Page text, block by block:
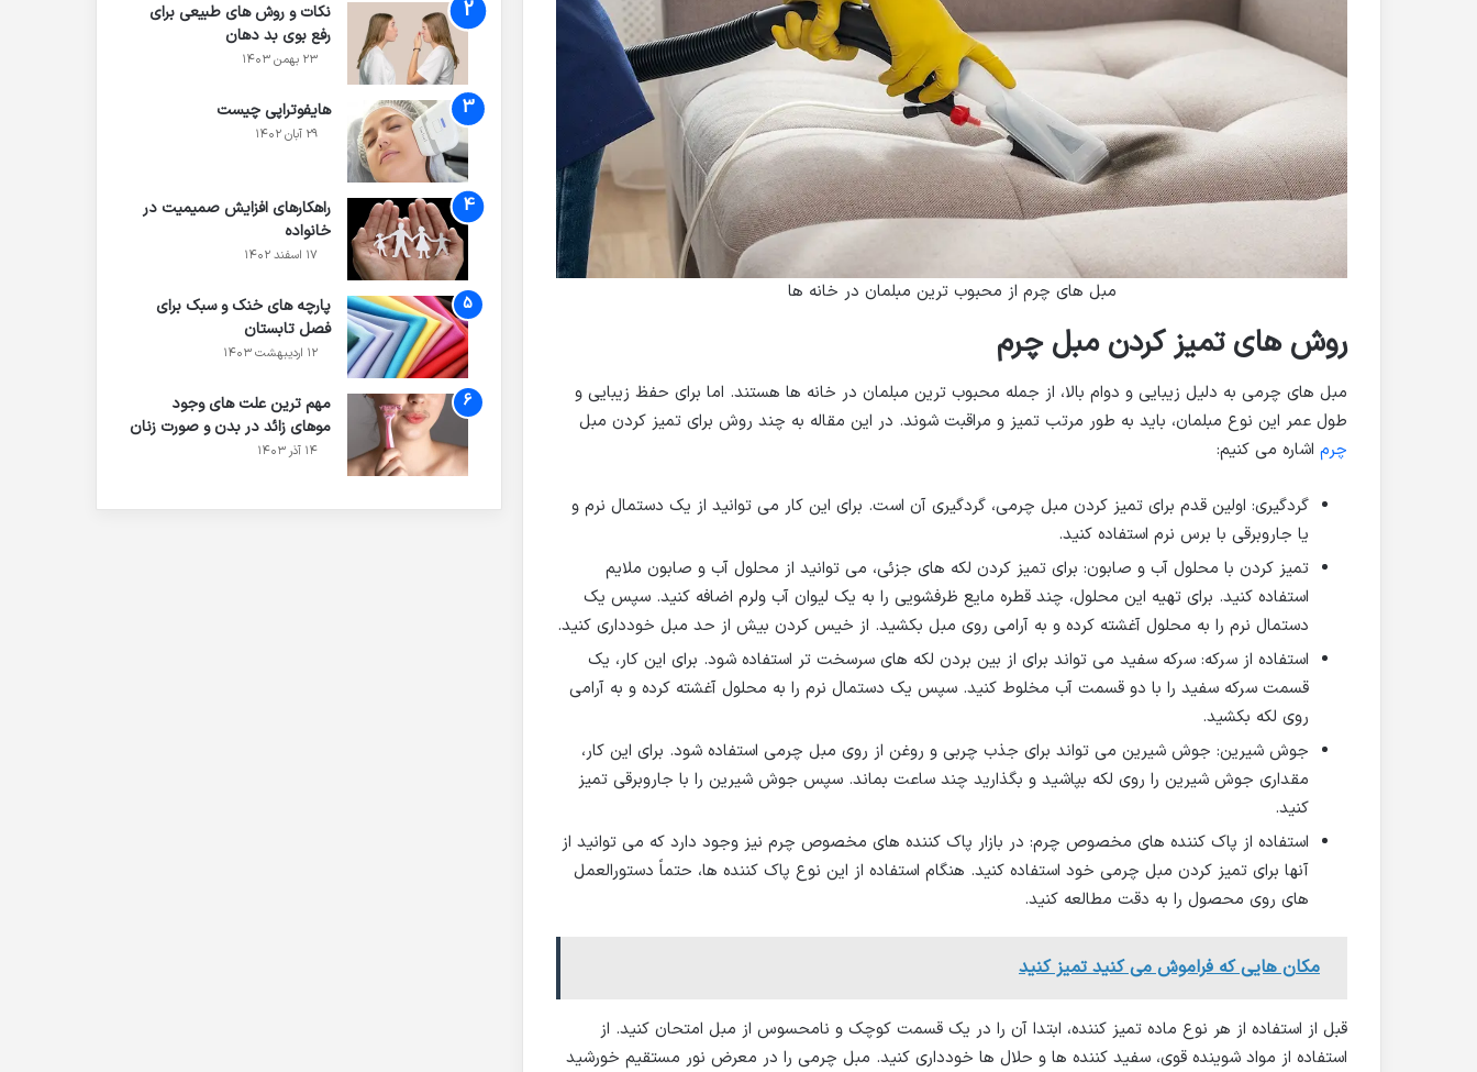
مبل های چرم از محبوب ترین مبلمان در خانه ها
روش های تمیز کردن مبل چرم
مبل های چرمی به دلیل زیبایی و دوام بالا، از جمله محبوب ترین مبلمان در خانه ها هستند. اما برای حفظ زیبایی و
طول عمر این نوع مبلمان، باید به طور مرتب تمیز و مراقبت شوند. در این مقاله به چند روش برای تمیز کردن مبل
چرم اشاره می کنیم:
گردگیری: اولین قدم برای تمیز کردن مبل چرمی، گردگیری آن است. برای این کار می توانید از یک دستمال نرم و
یا جاروبرقی با برس نرم استفاده کنید.
تمیز کردن با محلول آب و صابون: برای تمیز کردن لکه های جزئی، می توانید از محلول آب و صابون ملایم
استفاده کنید. برای تهیه این محلول، چند قطره مایع ظرفشویی را به یک لیوان آب ولرم اضافه کنید. سپس یک
دستمال نرم را به محلول آغشته کرده و به آرامی روی مبل بکشید. از خیس کردن بیش از حد مبل خودداری کنید.
استفاده از سرکه: سرکه سفید می تواند برای از بین بردن لکه های سرسخت تر استفاده شود. برای این کار، یک
قسمت سرکه سفید را با دو قسمت آب مخلوط کنید. سپس یک دستمال نرم را به محلول آغشته کرده و به آرامی
روی لکه بکشید.
جوش شیرین: جوش شیرین می تواند برای جذب چربی و روغن از روی مبل چرمی استفاده شود. برای این کار،
مقداری جوش شیرین را روی لکه بپاشید و بگذارید چند ساعت بماند. سپس جوش شیرین را با جاروبرقی تمیز
کنید.
استفاده از پاک کننده های مخصوص چرم: در بازار پاک کننده های مخصوص چرم نیز وجود دارد که می توانید از
آنها برای تمیز کردن مبل چرمی خود استفاده کنید. هنگام استفاده از این نوع پاک کننده ها، حتماً دستورالعمل
های روی محصول را به دقت مطالعه کنید.
مکان هایی که فراموش می کنید تمیز کنید
قبل از استفاده از هر نوع ماده تمیز کننده، ابتدا آن را در یک قسمت کوچک و نامحسوس از مبل امتحان کنید. از
استفاده از مواد شوینده قوی، سفید کننده ها و حلال ها خودداری کنید. مبل چرمی را در معرض نور مستقیم خورشید
نکات و روش های طبیعی برای
رفع بوی بد دهان
۲۳ بهمن ۱۴۰۳
هایفوتراپی چیست
۲۹ آبان ۱۴۰۲
راهکارهای افزایش صمیمیت در
خانواده
۱۷ اسفند ۱۴۰۲
پارچه های خنک و سبک برای
فصل تابستان
۱۲ اردیبهشت ۱۴۰۳
مهم ترین علت های وجود
موهای زائد در بدن و صورت زنان
۱۴ آذر ۱۴۰۳